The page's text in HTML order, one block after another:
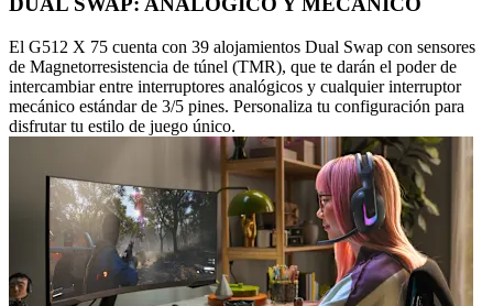
El G512 X 75 cuenta con 39 alojamientos Dual Swap con sensores
de Magnetorresistencia de túnel (TMR), que te darán el poder de
intercambiar entre interruptores analógicos y cualquier interruptor
mecánico estándar de 3/5 pines. Personaliza tu configuración para
disfrutar tu estilo de juego único.